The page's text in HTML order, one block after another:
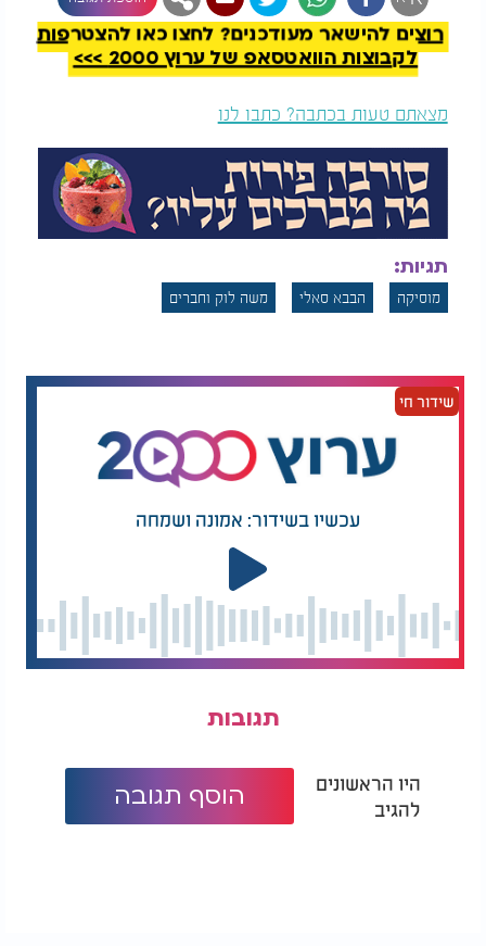
רוצים להישאר מעודכנים? לחצו כאן להצטרפות
לקבוצות הוואטסאפ של ערוץ 2000 >>>
מצאתם טעות בכתבה? כתבו לנו
תגיות:
מוסיקה הבבא סאלי משה לוק וחברים
שידור חי
עכשיו בשידור: אמונה ושמחה
תגובות
היו הראשונים
להגיב
הוסף תגובה